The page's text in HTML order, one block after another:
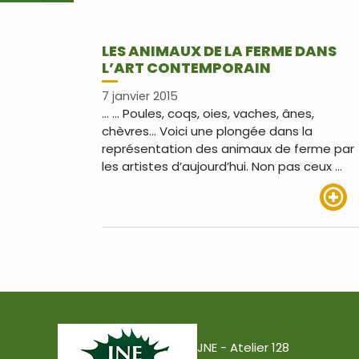
LES ANIMAUX DE LA FERME DANS
L’ART CONTEMPORAIN
7 janvier 2015
… … Poules, coqs, oies, vaches, ânes,
chèvres… Voici une plongée dans la
représentation des animaux de ferme par
les artistes d’aujourd’hui. Non pas ceux …
JNE - Atelier 128